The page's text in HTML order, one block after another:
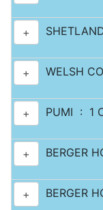
+
+ WELSH
+ PUMI : 1
+ BERGER
+ BERGER